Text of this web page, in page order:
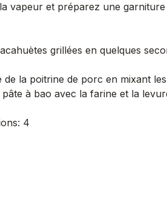
vapeur et préparez une
grillées en quelques
la poitrine de porc en mixant
à bao avec la farine et la
4